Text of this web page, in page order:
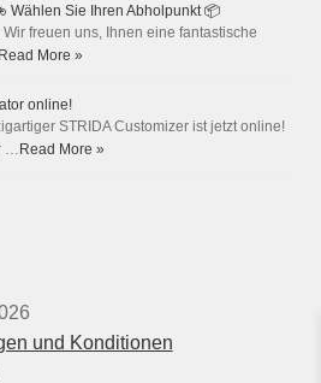
Wählen Sie Ihren Abholpunkt 📦
freuen uns, Ihnen eine fantastische
Read More »
online!
STRIDA Customizer ist jetzt online!
… Read More »
und Konditionen